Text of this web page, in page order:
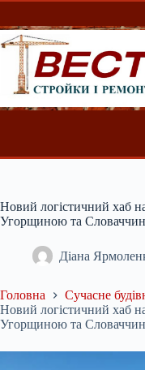
Перейти
вмісту
Новий логістичний хаб на
Угорщиною та
Діана
Головна
Сучасне
Новий логістичний хаб на
Угорщиною та